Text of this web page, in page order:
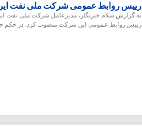
رییس روابط عمومی شرکت ملی نفت
به گزارش سلام خبرنگار، مدیرعامل شرکت ملی نفت
رییس روابط عمومی این شرکت منصوب کرد. در حکم